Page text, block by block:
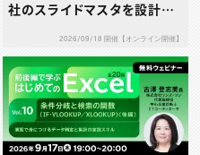
社のスライドマスタを設計す
2026/09/18 開催【オンライン開催】